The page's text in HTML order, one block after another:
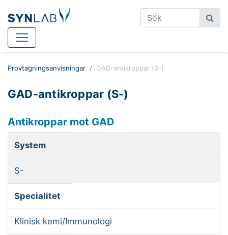
Provtagningsanvisningar GAD-antikroppar (S-)
GAD-antikroppar (S-)
Antikroppar mot GAD
System
S-
Specialitet
Klinisk kemi/Immunologi